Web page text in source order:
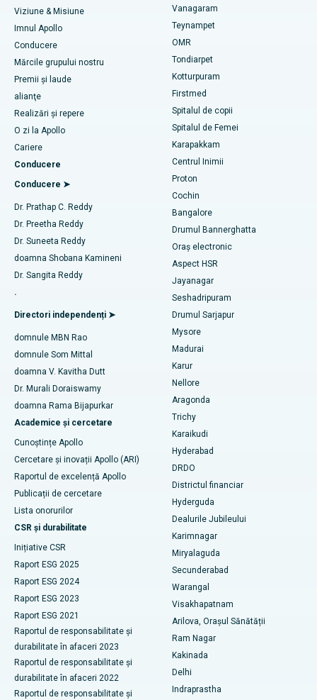
Găsiți servicii pediatrice
Găsește un dermatolog
Găsește un urolog
Găsește diabetolog
Găsește un ginecolog
Găsiți un medic generalist
Găsește un psiholog
Găsiți un chirurg generalist
Cel mai bun centru cardiac din Thousand Lights, Chennai
Cel mai bun spital din Jubilee Hills, Hyderabad
Cel mai bun spital din Tondiarpet, Chennai
Cel mai bun spital din Kotturpuram, Chennai
Cel mai bun spital din Kovai Road, Karur
Cel mai bun spital din Karapakkam, Chennai
Cel mai bun spital din Arilova, Vizag
Cel mai bun spital din Kanpur Road, Lucknow
Cel mai bun spital din Sectorul 26, Noida
Cel mai bun spital din Gandhinagar, Ahmedabad
Cel mai bun spital din Aragonda, Andhra Pradesh
Cel mai bun spital din Bannerghatta Road, Bangalore
Cel mai bun spital din Unitatea 15, Bhubaneswar
Cel mai bun spital din Seepat Road, Bilaspur
Cel mai bun spital din Ellisbridge, Ahmedabad
Cel mai bun spital din New Delhi
Cel mai bun spital din DRDO, Hyderabad
Cel mai bun spital din GS Road, Guwahati
Cel mai bun spital din Hyderguda, Hyderabad
Cel mai bun spital din Vijay Nagar, Indore
Cel mai bun spital din Suryaraopeta Main Road, Kakinada
Cel mai bun spital din Canal Circular Road, Kolkata
Cel mai bun spital din CBD-ul Belapur, Navi Mumbai
Cel mai bun spital din Panchavati, Nashik
Cel mai bun spital din Secunderabad, Hyderabad
Chirurgie Lasik
Liposucție
Angiograma coronariană
Înlocuirea supapei aortice transcatheter
Repararea valvei MitraClip
Chirurgie cardiacă minim invazivă
Ablația cu cateter
Chirurgie de reconstrucție a LCA
Înlocuirea umerilor înapoi
Ablația endometrială
Embolizarea arterelor uterine
Cistectomia ovariană
Breast Cancer Surgery
brahiterapie
polipectomie
Stimularea creierului profund
Biopsia rinichilor
paratiroidectomia
Chirurgie citoreductivă
Înlocuire totală de genunchi din ceramică
ERCP
Viziune & Misiune
Imnul Apollo
Conducere
Mărcile grupului nostru
Premii și laude
alianţe
Realizări și repere
O zi la Apollo
Cariere
Conducere
Conducere ➤
Dr. Prathap C. Reddy
Dr. Preetha Reddy
Dr. Suneeta Reddy
doamna Shobana Kamineni
Dr. Sangita Reddy
.
Directori independenți ➤
domnule MBN Rao
domnule Som Mittal
doamna V. Kavitha Dutt
Dr. Murali Doraiswamy
doamna Rama Bijapurkar
Academice și cercetare
Cunoștințe Apollo
Cercetare și inovații Apollo (ARI)
Raportul de excelență Apollo
Publicații de cercetare
Lista onorurilor
CSR și durabilitate
Inițiative CSR
Raport ESG 2025
Raport ESG 2024
Raport ESG 2023
Raport ESG 2021
Raportul de responsabilitate și
durabilitate în afaceri 2023
Raportul de responsabilitate și
durabilitate în afaceri 2022
Raportul de responsabilitate și
Vanagaram
Teynampet
OMR
Tondiarpet
Kotturpuram
Firstmed
Spitalul de copii
Spitalul de Femei
Karapakkam
Centrul Inimii
Proton
Cochin
Bangalore
Drumul Bannerghatta
Oraș electronic
Aspect HSR
Jayanagar
Seshadripuram
Drumul Sarjapur
Mysore
Madurai
Karur
Nellore
Aragonda
Trichy
Karaikudi
Hyderabad
DRDO
Districtul financiar
Hyderguda
Dealurile Jubileului
Karimnagar
Miryalaguda
Secunderabad
Warangal
Visakhapatnam
Arilova, Orașul Sănătății
Ram Nagar
Kakinada
Delhi
Indraprastha